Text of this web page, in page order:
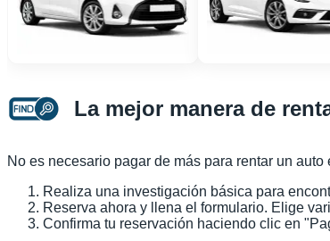
La mejor manera de
No es necesario pagar de más para rentar un auto
Realiza una investigación básica para
Reserva ahora y llena el formulario. Elige
Confirma tu reservación haciendo clic en